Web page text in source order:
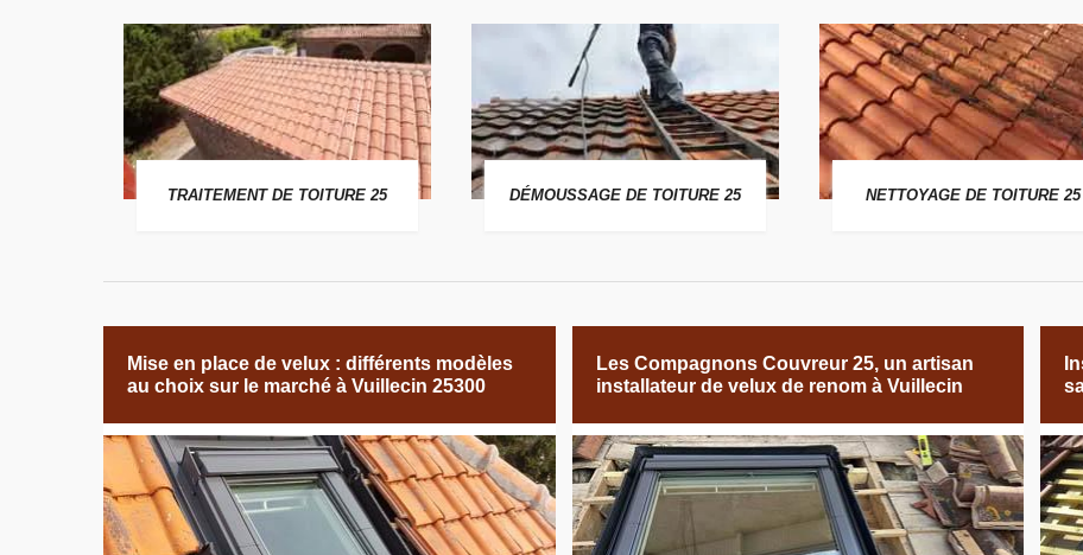
TRAITEMENT DE TOITURE 25 DÉMOUSSAGE DE TOITURE 25 NETTOYAGE DE TOITURE 25
Mise en place de velux : différents modèles
au choix sur le marché à Vuillecin 25300
Les Compagnons Couvreur 25, un artisan
installateur de velux de renom à Vuillecin